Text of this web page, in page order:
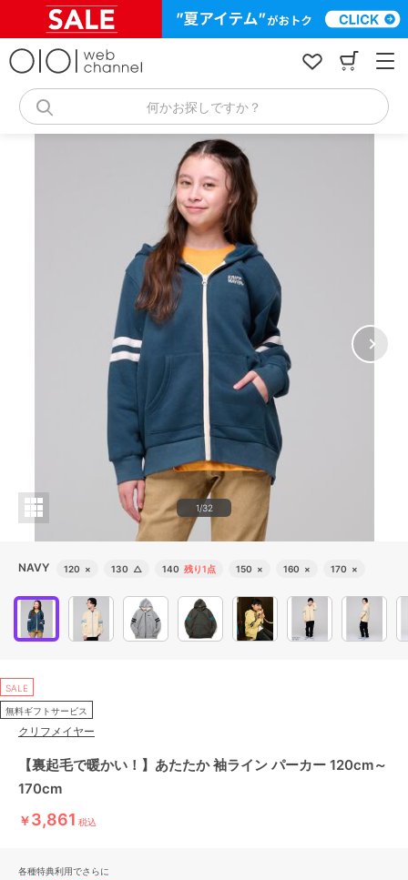
何かお探しですか？
1/32
NAVY 120 × 130 △ 140 残り1点 150 × 160 × 170 ×
SALE
無料ギフトサービス
クリフメイヤー
【裏起毛で暖かい！】あたたか 袖ライン パーカー 120cm～
170cm
￥3,861 税込
各種特典利用でさらに